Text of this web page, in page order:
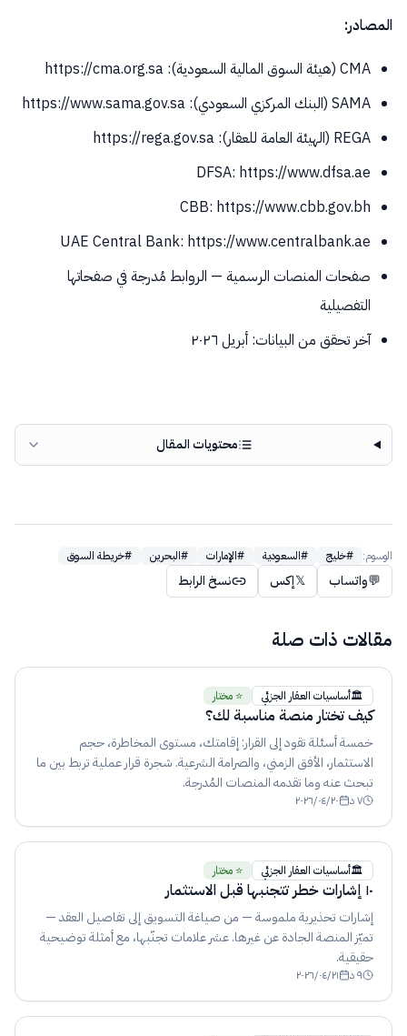
المصادر:
CMA (هيئة السوق المالية السعودية): https://cma.org.sa
SAMA (البنك المركزي السعودي): https://www.sama.gov.sa
REGA (الهيئة العامة للعقار): https://rega.gov.sa
DFSA: https://www.dfsa.ae
CBB: https://www.cbb.gov.bh
UAE Central Bank: https://www.centralbank.ae
صفحات المنصات الرسمية — الروابط مُدرجة في صفحاتها
التفصيلية
آخر تحقق من البيانات: أبريل ٢٠٢٦
محتويات المقال
الوسوم: #خليج #السعودية #الإمارات #البحرين #خريطة السوق
💬واتساب 𝕏إكس نسخ الرابط
مقالات ذات صلة
🏛️أساسيات العقار الجزئي ⭐ مختار
كيف تختار منصة مناسبة لك؟
خمسة أسئلة تقود إلى القرار: إقامتك، مستوى المخاطرة، حجم
الاستثمار، الأفق الزمني، والصرامة الشرعية. شجرة قرار عملية تربط بين ما
تبحث عنه وما تقدمه المنصات المُدرجة.
٧د ٢٠٢٦/٠٤/٢٠
🏛️أساسيات العقار الجزئي ⭐ مختار
١٠ إشارات خطر تتجنبها قبل الاستثمار
إشارات تحذيرية ملموسة — من صياغة التسويق إلى تفاصيل العقد —
تميّز المنصة الجادة عن غيرها. عشر علامات تجنّبها، مع أمثلة توضيحية
حقيقية.
٩د ٢٠٢٦/٠٤/٢١